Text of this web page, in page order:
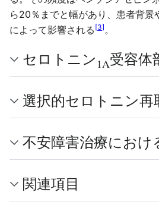
ら20％までと幅があり、患者背景
によって影響される [3]。
セロトニン 1A受容体
選択的セロトニン再
不安障害治療におけ
関連項目